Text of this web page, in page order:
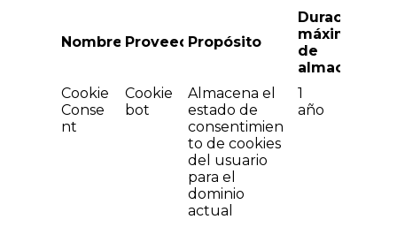
Nombre ProveedorPropósito
Duración
máxima
de
Cookie
Conse
nt
Cookie
bot
Almacena el
estado de
consentimien
to de cookies
del usuario
para el
dominio
actual
1
año